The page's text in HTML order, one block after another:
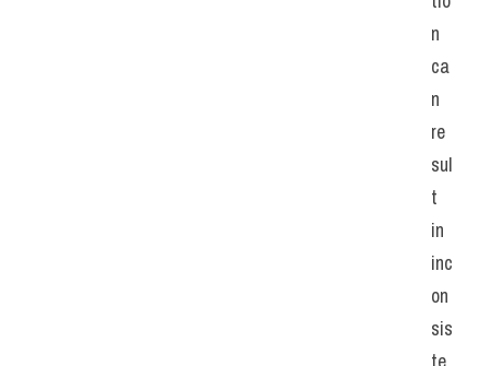
n
ca
n
re
sul
t
in
inc
on
sis